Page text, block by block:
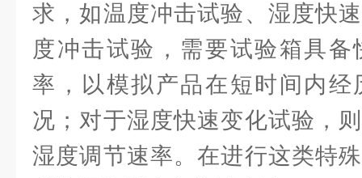
求，如温度冲击试验、湿度快
度冲击试验，需要试验箱具
率，以模拟产品在短时间内经
况；对于湿度快速变化试验，
湿度调节速率。在进行这类特